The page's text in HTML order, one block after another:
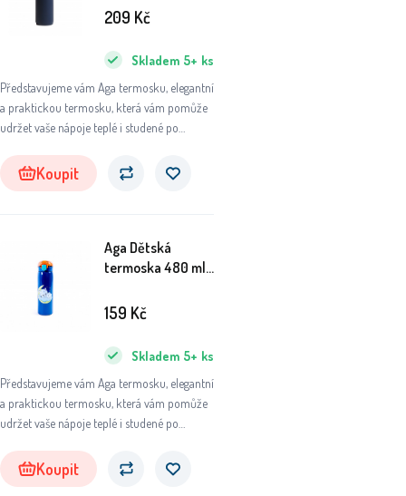
Představujeme vám Aga termosku, elegantní
a praktickou termosku, která vám pomůže
udržet vaše nápoje teplé i studené po
Skladem 5+ ks
209 Kč
Koupit
Aga Dětská
termoska 480 ml
Představujeme vám Aga termosku, elegantní
a praktickou termosku, která vám pomůže
udržet vaše nápoje teplé i studené po
přírody nebo na sportovní aktivity, tato
termoska se stane vaším nepostradatelným
Skladem 5+ ks
159 Kč
Koupit